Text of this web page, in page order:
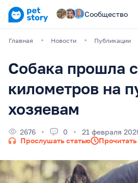
Сообщество
Главная Новости Публикации
Собака прошла
километров на
хозяевам
2676 0
21 февраля
Прослушать статью